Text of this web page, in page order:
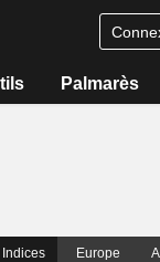
Palmarès
Indices Europe